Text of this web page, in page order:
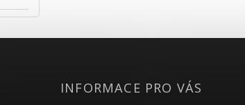
INFORMACE PRO VÁS